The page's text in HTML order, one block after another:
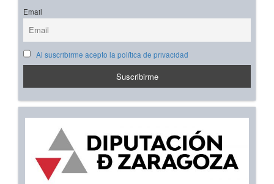
Email
Al suscribirme acepto la política de privacidad